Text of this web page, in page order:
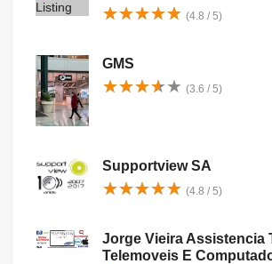
★★★★★
★★★★★ (4.8 / 5)
GMS
★★★★★
★★★★★ (3.6 / 5)
Supportview SA
★★★★★
★★★★★ (4.8 / 5)
Jorge Vieira Assistencia
Telemoveis E